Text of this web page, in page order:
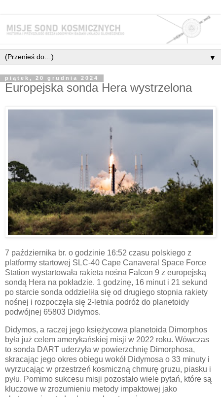
▼
piątek, 20 grudnia 2024
Europejska sonda Hera wystrzelona
7 października br. o godzinie 16:52 czasu polskiego z
platformy startowej SLC-40 Cape Canaveral Space Force
Station wystartowała rakieta nośna Falcon 9 z europejską
sondą Hera na pokładzie. 1 godzinę, 16 minut i 21 sekund
po starcie sonda oddzieliła się od drugiego stopnia rakiety
nośnej i rozpoczęła się 2-letnia podróż do planetoidy
podwójnej 65803 Didymos.
Didymos, a raczej jego księżycowa planetoida Dimorphos
była już celem amerykańskiej misji w 2022 roku. Wówczas
to sonda DART uderzyła w powierzchnię Dimorphosa,
skracając jego okres obiegu wokół Didymosa o 33 minuty i
wyrzucając w przestrzeń kosmiczną chmurę gruzu, piasku i
pyłu. Pomimo sukcesu misji pozostało wiele pytań, które są
kluczowe w zrozumieniu metody impaktowej jako